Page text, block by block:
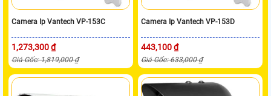
Camera Ip Vantech VP-153C
1,273,300 ₫
Giá Gốc: 1,819,000 ₫
Camera Ip Vantech VP-153D
443,100 ₫
Giá Gốc: 633,000 ₫